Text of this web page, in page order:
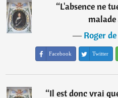
“L'absence ne
―Roger
Facebook Twitter
“Il est donc vrai